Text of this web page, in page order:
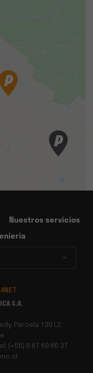
Nuestros servicios
S.A.
Parcela 139 L2,
(+56) 9 67 69 66 37